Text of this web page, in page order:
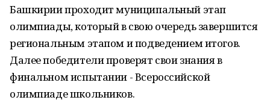
Башкирии проходит муниципальный этап
олимпиады, который в свою очередь завершится
региональным этапом и подведением итогов.
Далее победители проверят свои знания в
финальном испытании - Всероссийской
олимпиаде школьников.